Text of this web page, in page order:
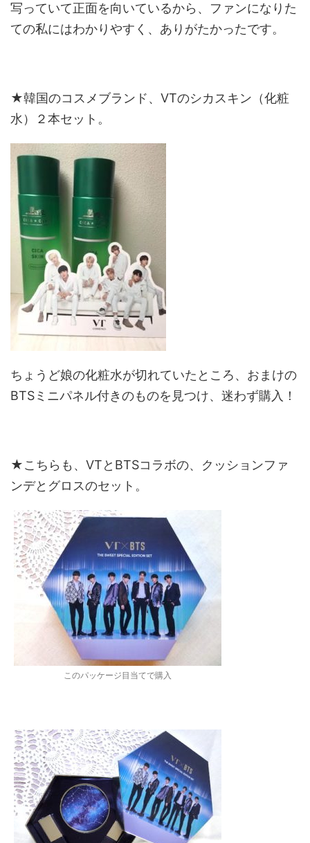
写っていて正面を向いているから、ファンになりた
ての私にはわかりやすく、ありがたかったです。
★韓国のコスメブランド、VTのシカスキン（化粧
水）２本セット。
ちょうど娘の化粧水が切れていたところ、おまけの
BTSミニパネル付きのものを見つけ、迷わず購入！
★こちらも、VTとBTSコラボの、クッションファ
ンデとグロスのセット。
このパッケージ目当てで購入